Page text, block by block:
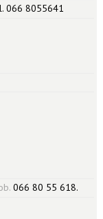
066 8055641
066 80 55 618.